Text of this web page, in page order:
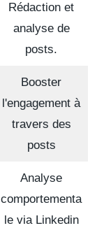
Rédaction et
analyse de
posts.
Booster
l'engagement à
travers des
posts
Analyse
comportementa
le via Linkedin